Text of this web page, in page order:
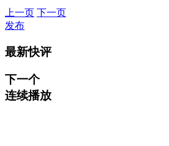
上一页 下一页
发布
最新快评
下一个
连续播放